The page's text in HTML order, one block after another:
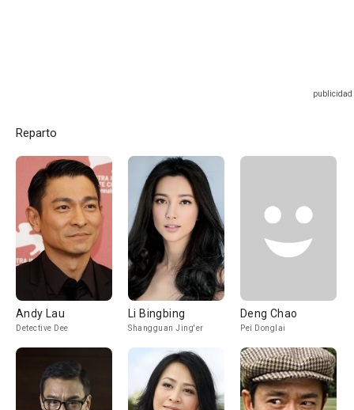
Reparto
Andy Lau
Detective Dee
Li Bingbing
Shangguan Jing'er
Deng Chao
Pei Donglai